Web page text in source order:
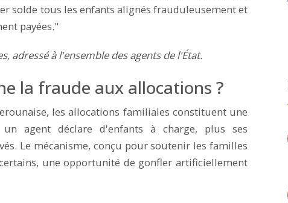
solde tous les enfants alignés frauduleusement et
payées."
adressé à l'ensemble des agents de l'État.
la fraude aux allocations ?
les allocations familiales constituent une
agent déclare d'enfants à charge, plus ses
Le mécanisme, conçu pour soutenir les familles
une opportunité de gonfler artificiellement